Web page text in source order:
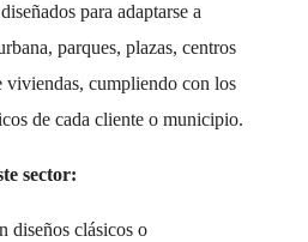
para adaptarse a
parques, plazas, centros
viviendas, cumpliendo con los
de cada cliente o municipio.
sector:
diseños clásicos o